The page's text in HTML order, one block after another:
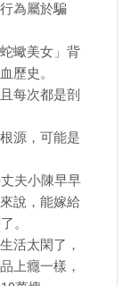
為屬於騙
蠍美女」背
歷史。
每次都是剖
源，可能是
夫小陳早早
說，能嫁給
。
活太閑了，
上癮一樣，